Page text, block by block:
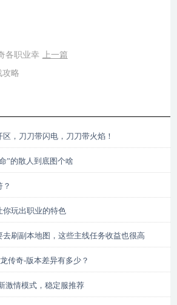
上一篇
各职业幸
攻略
，刀刀带闪电，刀刀带火焰！
”的散人到底图个啥
你玩出职业的特色
去刷副本地图，这些主线任务收益也很高
传奇-版本差异有多少？
激情模式，稳定服推荐